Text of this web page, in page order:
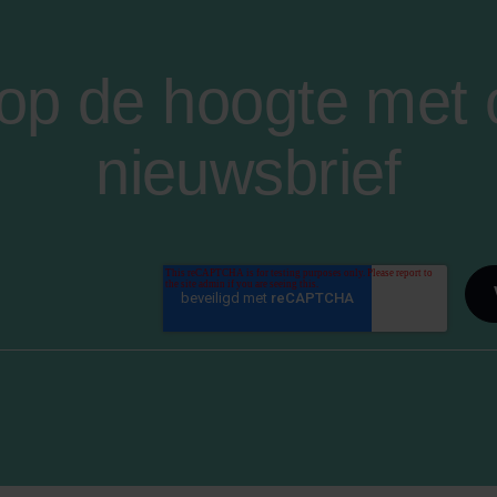
de hoogte met
nieuwsbrief